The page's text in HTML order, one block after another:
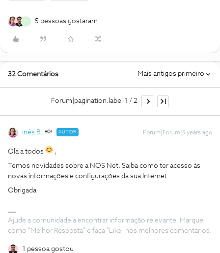
M 5 pessoas gostaram
32 Comentários Mais antigos primeiro
Forum|pagination.label 1 / 2
Inês B. AUTOR Forum|Forum|5 years ago
Olá a todos ,
Temos novidades sobre a NOS Net. Saiba como ter acesso às
novas informações e configurações da sua Internet.
Obrigada
Ajude a comunidade a encontrar informação relevante. Marque
como "Melhor Resposta" e faça "Like" nos melhores comentários.
1 pessoa gostou